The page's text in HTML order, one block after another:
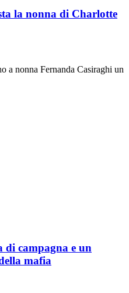
la nonna di Charlotte
a nonna Fernanda Casiraghi un
di campagna e un
mafia